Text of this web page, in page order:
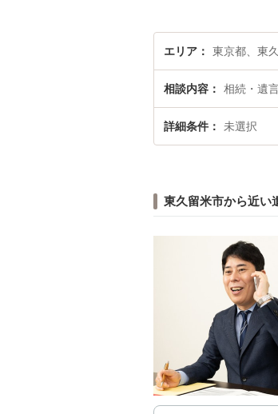
エリア 東京都、東
相談内容 相続・遺
詳細条件 未選択
東久留米市から近い